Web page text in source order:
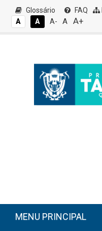
Glossário FAQ
A
A A- A A+
MENU PRINCIPAL